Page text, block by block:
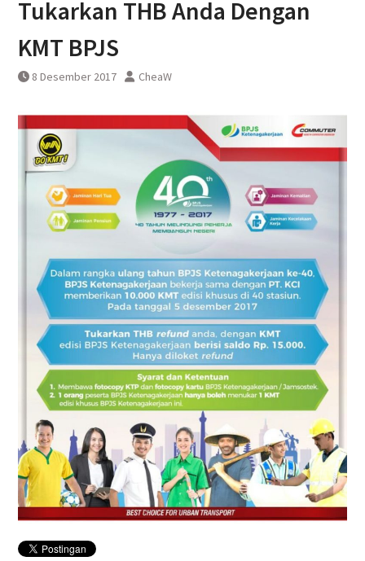
KAI Bandara Menandatangani
Perjanjian Kerja Sama Dengan
Tukarkan THB Anda Dengan
KMT BPJS
8 Desember 2017 CheaW